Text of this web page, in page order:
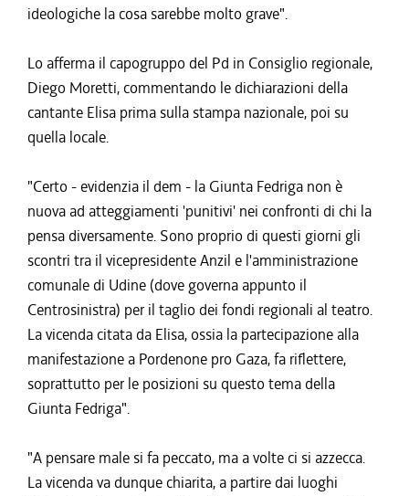
ideologiche la cosa sarebbe molto grave".
Lo afferma il capogruppo del Pd in Consiglio regionale,
Diego Moretti, commentando le dichiarazioni della
cantante Elisa prima sulla stampa nazionale, poi su
quella locale.
"Certo - evidenzia il dem - la Giunta Fedriga non è
nuova ad atteggiamenti 'punitivi' nei confronti di chi la
pensa diversamente. Sono proprio di questi giorni gli
scontri tra il vicepresidente Anzil e l'amministrazione
comunale di Udine (dove governa appunto il
Centrosinistra) per il taglio dei fondi regionali al teatro.
La vicenda citata da Elisa, ossia la partecipazione alla
manifestazione a Pordenone pro Gaza, fa riflettere,
soprattutto per le posizioni su questo tema della
Giunta Fedriga".
"A pensare male si fa peccato, ma a volte ci si azzecca.
La vicenda va dunque chiarita, a partire dai luoghi